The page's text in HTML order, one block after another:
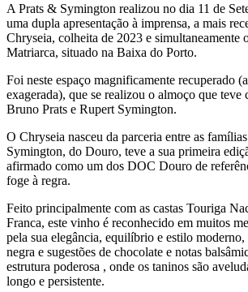
A Prats & Symington realizou no dia 11 de
uma dupla apresentação à imprensa, a mais
Chryseia, colheita de 2023 e simultaneamente
Matriarca, situado na Baixa do Porto.
Foi neste espaço magnificamente recuperado
exagerada), que se realizou o almoço que teve
Bruno Prats e Rupert Symington.
O Chryseia nasceu da parceria entre as
Symington, do Douro, teve a sua primeira
afirmado como um dos DOC Douro de
foge à regra.
Feito principalmente com as castas Touriga
Franca, este vinho é reconhecido em muitos
pela sua elegância, equilíbrio e estilo
negra e sugestões de chocolate e notas
estrutura poderosa , onde os taninos são
longo e persistente.